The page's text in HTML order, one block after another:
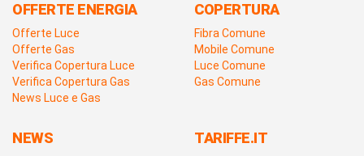
OFFERTE ENERGIA
Offerte Luce
Offerte Gas
Verifica Copertura Luce
Verifica Copertura Gas
News Luce e Gas
COPERTURA
Fibra Comune
Mobile Comune
Luce Comune
Gas Comune
NEWS TARIFFE.IT